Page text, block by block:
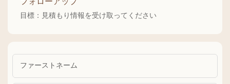
目標：見積もり情報を受け取ってください
ファーストネーム